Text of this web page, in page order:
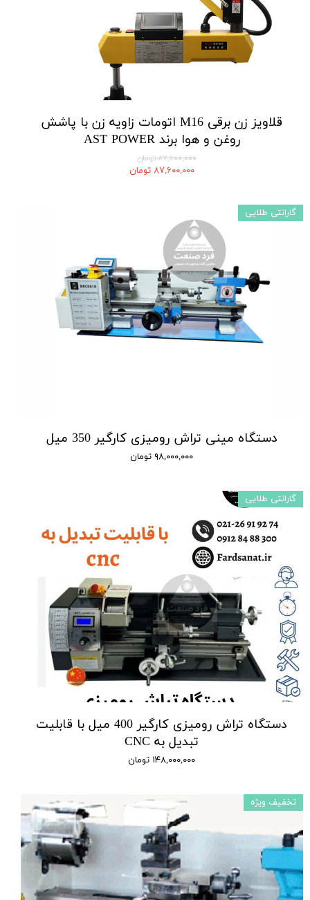
قلاویز زن برقی M16 اتومات زاویه زن با پاشش
روغن و هوا برند AST POWER
۸۷,۶۰۰,۰۰۰ تومان
۸۷,۶۰۰,۰۰۰ تومان
دستگاه مینی تراش رومیزی کارگیر 350 میل
۹۸,۰۰۰,۰۰۰ تومان
گارانتی طلایی
دستگاه تراش رومیزی کارگیر 400 میل با قابلیت
تبدیل به CNC
۱۴۸,۰۰۰,۰۰۰ تومان
گارانتی طلایی
تخفیف ویژه